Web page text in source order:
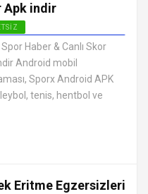
Apk indir
SAĞLIK VE FITNESS
APK
Haber & Canlı Skor
Android mobil
Sporx Android APK
tenis, hentbol ve
Eritme Egzersizleri